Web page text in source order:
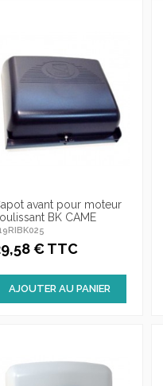
avant pour moteur
BK CAME
€ TTC
AJOUTER AU PANIER